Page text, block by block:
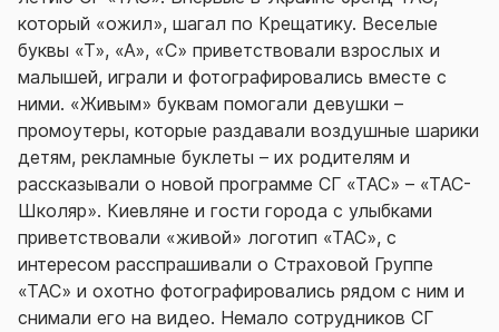
который «ожил», шагал по Крещатику. Веселые
буквы «Т», «А», «С» приветствовали взрослых и
малышей, играли и фотографировались вместе с
ними. «Живым» буквам помогали девушки –
промоутеры, которые раздавали воздушные шарики
детям, рекламные буклеты – их родителям и
рассказывали о новой программе СГ «ТАС» – «ТАС-
Школяр». Киевляне и гости города с улыбками
приветствовали «живой» логотип «ТАС», с
интересом расспрашивали о Страховой Группе
«ТАС» и охотно фотографировались рядом с ним и
снимали его на видео. Немало сотрудников СГ